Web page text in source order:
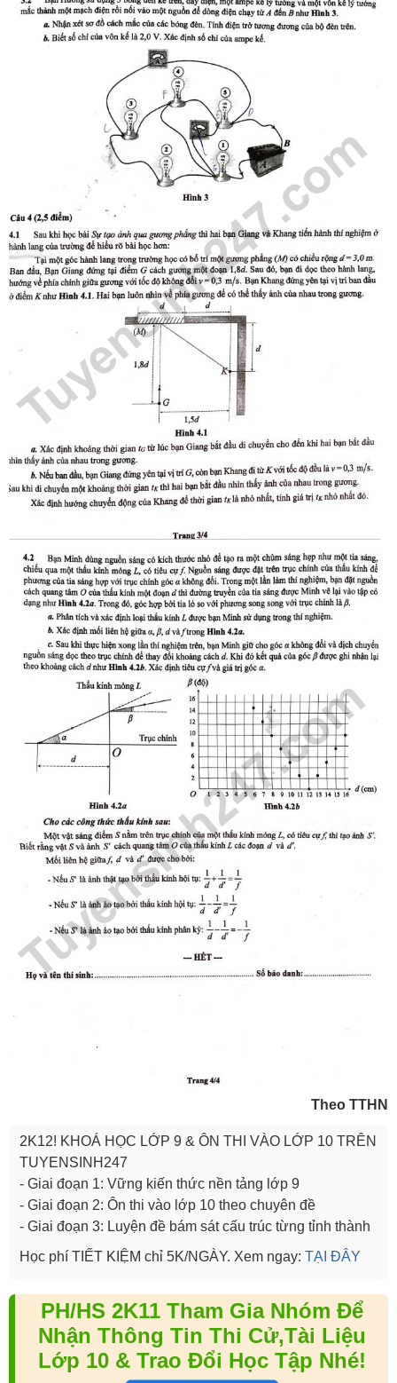
Theo TTHN
2K12! KHOÁ HỌC LỚP 9 & ÔN THI VÀO LỚP 10 TRÊN
TUYENSINH247
- Giai đoạn 1: Vững kiến thức nền tảng lớp 9
- Giai đoạn 2: Ôn thi vào lớp 10 theo chuyên đề
- Giai đoạn 3: Luyện đề bám sát cấu trúc từng tỉnh thành
Học phí TIẾT KIỆM chỉ 5K/NGÀY. Xem ngay: TẠI ĐÂY
PH/HS 2K11 Tham Gia Nhóm Để
Nhận Thông Tin Thi Cử,Tài Liệu
Lớp 10 & Trao Đổi Học Tập Nhé!